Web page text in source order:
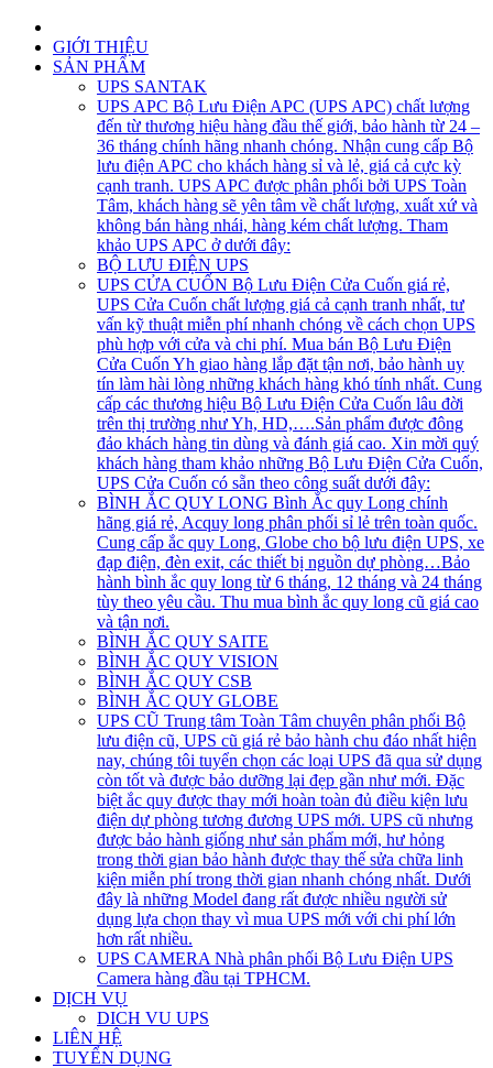
GIỚI THIỆU
SẢN PHẨM
UPS SANTAK
UPS APC Bộ Lưu Điện APC (UPS APC) chất lượng
đến từ thương hiệu hàng đầu thế giới, bảo hành từ 24 –
36 tháng chính hãng nhanh chóng. Nhận cung cấp Bộ
lưu điện APC cho khách hàng sỉ và lẻ, giá cả cực kỳ
cạnh tranh. UPS APC được phân phối bởi UPS Toàn
Tâm, khách hàng sẽ yên tâm về chất lượng, xuất xứ và
không bán hàng nhái, hàng kém chất lượng. Tham
khảo UPS APC ở dưới đây:
BỘ LƯU ĐIỆN UPS
UPS CỬA CUỐN Bộ Lưu Điện Cửa Cuốn giá rẻ,
UPS Cửa Cuốn chất lượng giá cả cạnh tranh nhất, tư
vấn kỹ thuật miễn phí nhanh chóng về cách chọn UPS
phù hợp với cửa và chi phí. Mua bán Bộ Lưu Điện
Cửa Cuốn Yh giao hàng lắp đặt tận nơi, bảo hành uy
tín làm hài lòng những khách hàng khó tính nhất. Cung
cấp các thương hiệu Bộ Lưu Điện Cửa Cuốn lâu đời
trên thị trường như Yh, HD,….Sản phẩm được đông
đảo khách hàng tin dùng và đánh giá cao. Xin mời quý
khách hàng tham khảo những Bộ Lưu Điện Cửa Cuốn,
UPS Cửa Cuốn có sẵn theo công suất dưới đây:
BÌNH ẮC QUY LONG Bình Ắc quy Long chính
hãng giá rẻ, Acquy long phân phối sỉ lẻ trên toàn quốc.
Cung cấp ắc quy Long, Globe cho bộ lưu điện UPS, xe
đạp điện, đèn exit, các thiết bị nguồn dự phòng…Bảo
hành bình ắc quy long từ 6 tháng, 12 tháng và 24 tháng
tùy theo yêu cầu. Thu mua bình ắc quy long cũ giá cao
và tận nơi.
BÌNH ẮC QUY SAITE
BÌNH ẮC QUY VISION
BÌNH ẮC QUY CSB
BÌNH ẮC QUY GLOBE
UPS CŨ Trung tâm Toàn Tâm chuyên phân phối Bộ
lưu điện cũ, UPS cũ giá rẻ bảo hành chu đáo nhất hiện
nay, chúng tôi tuyển chọn các loại UPS đã qua sử dụng
còn tốt và được bảo dưỡng lại đẹp gần như mới. Đặc
biệt ắc quy được thay mới hoàn toàn đủ điều kiện lưu
điện dự phòng tương đương UPS mới. UPS cũ nhưng
được bảo hành giống như sản phẩm mới, hư hỏng
trong thời gian bảo hành được thay thế sửa chữa linh
kiện miễn phí trong thời gian nhanh chóng nhất. Dưới
đây là những Model đang rất được nhiều người sử
dụng lựa chọn thay vì mua UPS mới với chi phí lớn
hơn rất nhiều.
UPS CAMERA Nhà phân phối Bộ Lưu Điện UPS
Camera hàng đầu tại TPHCM.
DỊCH VỤ
DICH VU UPS
LIÊN HỆ
TUYỂN DỤNG